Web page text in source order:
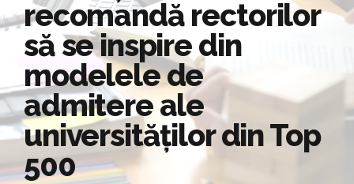
recomandă rectorilor
să se inspire din
modelele de
admitere ale
universităților din Top
500